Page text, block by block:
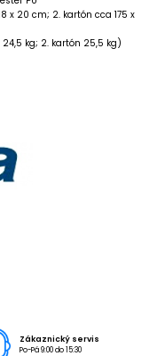
x 20 cm; 2. kartón cca 175 x
24,5 kg; 2. kartón 25,5 kg)
Zákaznický servis
Po-Pá 9:00 do 15:30